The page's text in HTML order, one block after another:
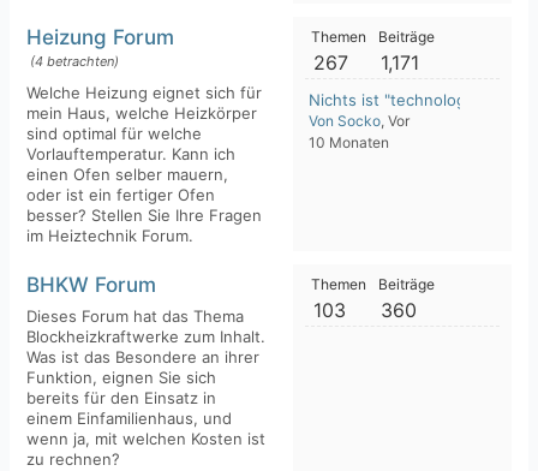
Heizung Forum
(4 betrachten)
Welche Heizung eignet sich für
mein Haus, welche Heizkörper
sind optimal für welche
Vorlauftemperatur. Kann ich
einen Ofen selber mauern,
oder ist ein fertiger Ofen
besser? Stellen Sie Ihre Fragen
im Heiztechnik Forum.
Themen
267
Beiträge
1,171
Nichts ist "technologieoffen"
Von Socko, Vor
10 Monaten
BHKW Forum
Dieses Forum hat das Thema
Blockheizkraftwerke zum Inhalt.
Was ist das Besondere an ihrer
Funktion, eignen Sie sich
bereits für den Einsatz in
einem Einfamilienhaus, und
wenn ja, mit welchen Kosten ist
zu rechnen?
Themen
103
Beiträge
360